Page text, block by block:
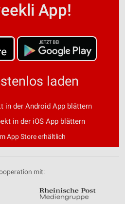
App!
laden
in der Android App blättern
in der iOS App blättern
App Store erhältlich
mit: